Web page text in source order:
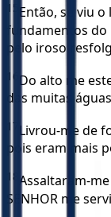
15 Então, se viu
fundamentos do
pelo iroso
16 Do alto me
das muitas
17 Livrou-me de
pois eram mais
18 Assaltaram-
SENHOR me